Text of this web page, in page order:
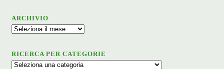
ARCHIVIO
Archivio
RICERCA PER CATEGORIE
Ricerca